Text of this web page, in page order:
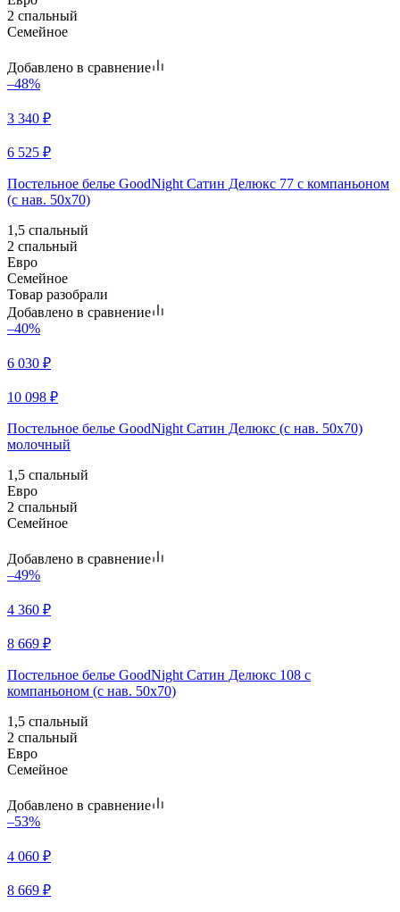
2 спальный
Семейное
Добавлено в сравнение
–48%
3 340 ₽
6 525 ₽
Постельное белье GoodNight Сатин Делюкс 77 с компаньоном
(с нав. 50х70)
1,5 спальный
2 спальный
Евро
Семейное
Товар разобрали
Добавлено в сравнение
–40%
6 030 ₽
10 098 ₽
Постельное белье GoodNight Сатин Делюкс (с нав. 50х70)
молочный
1,5 спальный
Евро
2 спальный
Семейное
Добавлено в сравнение
–49%
4 360 ₽
8 669 ₽
Постельное белье GoodNight Сатин Делюкс 108 с
компаньоном (с нав. 50х70)
1,5 спальный
2 спальный
Евро
Семейное
Добавлено в сравнение
–53%
4 060 ₽
8 669 ₽